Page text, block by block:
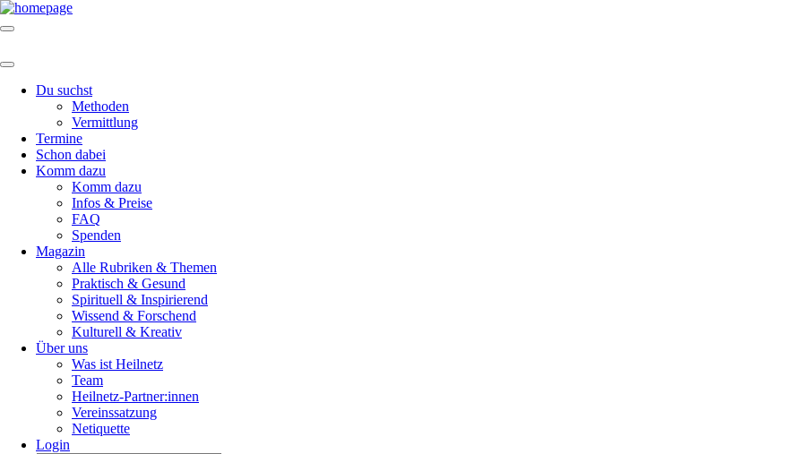
Du suchst
Methoden
Vermittlung
Termine
Schon dabei
Komm dazu
Komm dazu
Infos & Preise
FAQ
Spenden
Magazin
Alle Rubriken & Themen
Praktisch & Gesund
Spirituell & Inspirierend
Wissend & Forschend
Kulturell & Kreativ
Über uns
Was ist Heilnetz
Team
Heilnetz-Partner:innen
Vereinssatzung
Netiquette
Login